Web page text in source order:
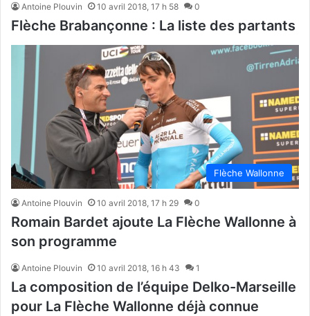
Antoine Plouvin 10 avril 2018, 17 h 58 0
Flèche Brabançonne : La liste des partants
Flèche Wallonne
Antoine Plouvin 10 avril 2018, 17 h 29 0
Romain Bardet ajoute La Flèche Wallonne à
son programme
Antoine Plouvin 10 avril 2018, 16 h 43 1
La composition de l’équipe Delko-Marseille
pour La Flèche Wallonne déjà connue